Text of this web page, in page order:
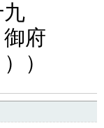
九
府
）